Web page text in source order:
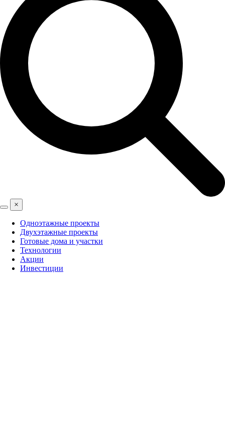
×
Одноэтажные проекты
Двухэтажные проекты
Готовые дома и участки
Технологии
Акции
Инвестиции